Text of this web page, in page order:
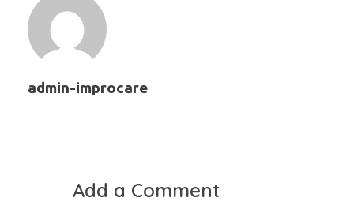
admin-improcare
Add a Comment